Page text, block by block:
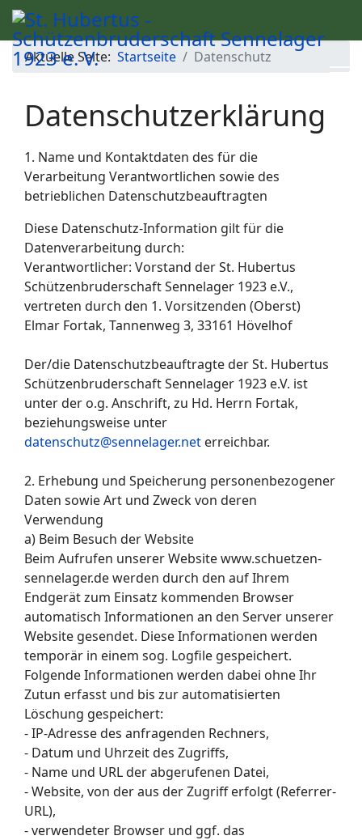
Aktuelle Seite: Startseite Datenschutz
Datenschutzerklärung
1. Name und Kontaktdaten des für die
Verarbeitung Verantwortlichen sowie des
betrieblichen Datenschutzbeauftragten
Diese Datenschutz-Information gilt für die
Datenverarbeitung durch:
Verantwortlicher: Vorstand der St. Hubertus
Schützenbruderschaft Sennelager 1923 e.V.,
vertreten durch den 1. Vorsitzenden (Oberst)
Elmar Fortak, Tannenweg 3, 33161 Hövelhof
Der/die Datenschutzbeauftragte der St. Hubertus
Schützenbruderschaft Sennelager 1923 e.V. ist
unter der o.g. Anschrift, zu Hd. Herrn Fortak,
beziehungsweise unter
datenschutz@sennelager.net erreichbar.
2. Erhebung und Speicherung personenbezogener
Daten sowie Art und Zweck von deren
Verwendung
a) Beim Besuch der Website
Beim Aufrufen unserer Website www.schuetzen-
sennelager.de werden durch den auf Ihrem
Endgerät zum Einsatz kommenden Browser
automatisch Informationen an den Server unserer
Website gesendet. Diese Informationen werden
temporär in einem sog. Logfile gespeichert.
Folgende Informationen werden dabei ohne Ihr
Zutun erfasst und bis zur automatisierten
Löschung gespeichert:
- IP-Adresse des anfragenden Rechners,
- Datum und Uhrzeit des Zugriffs,
- Name und URL der abgerufenen Datei,
- Website, von der aus der Zugriff erfolgt (Referrer-
URL),
- verwendeter Browser und ggf. das